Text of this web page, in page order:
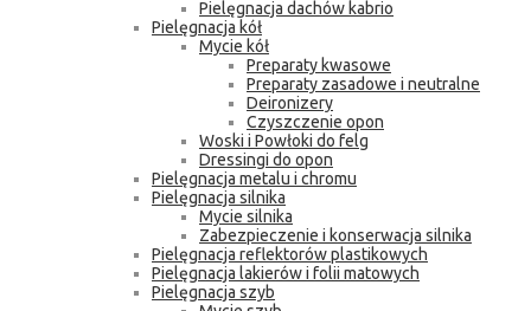
Pielęgnacja dachów kabrio
Pielęgnacja kół
Mycie kół
Preparaty kwasowe
Preparaty zasadowe i neutralne
Deironizery
Czyszczenie opon
Woski i Powłoki do felg
Dressingi do opon
Pielęgnacja metalu i chromu
Pielęgnacja silnika
Mycie silnika
Zabezpieczenie i konserwacja silnika
Pielęgnacja reflektorów plastikowych
Pielęgnacja lakierów i folii matowych
Pielęgnacja szyb